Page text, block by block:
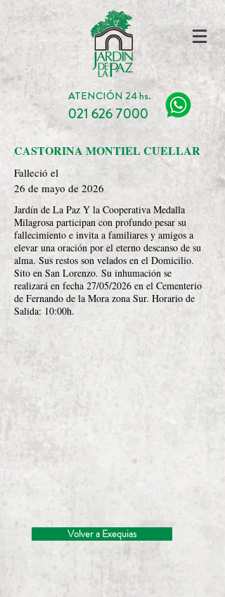
ATENCIÓN 24 hs.
021 626 7000
CASTORINA MONTIEL CUELLAR
Falleció el
26 de mayo de 2026
Jardín de La Paz Y la Cooperativa Medalla
Milagrosa participan con profundo pesar su
fallecimiento e invita a familiares y amigos a
elevar una oración por el eterno descanso de su
alma. Sus restos son velados en el Domicilio.
Sito en San Lorenzo. Su inhumación se
realizará en fecha 27/05/2026 en el Cementerio
de Fernando de la Mora zona Sur. Horario de
Salida: 10:00h.
Volver a Exequias